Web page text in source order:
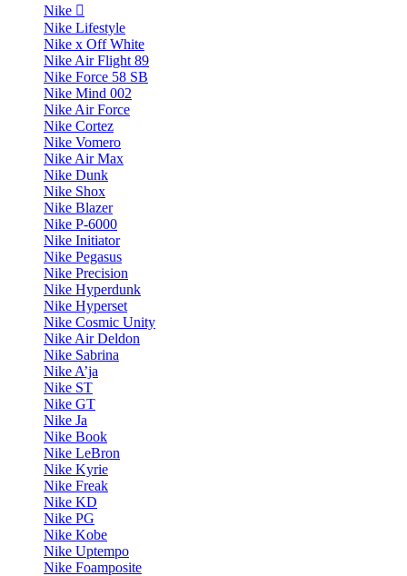
Nike
Nike Lifestyle
Nike x Off White
Nike Air Flight 89
Nike Force 58 SB
Nike Mind 002
Nike Air Force
Nike Cortez
Nike Vomero
Nike Air Max
Nike Dunk
Nike Shox
Nike Blazer
Nike P-6000
Nike Initiator
Nike Pegasus
Nike Precision
Nike Hyperdunk
Nike Hyperset
Nike Cosmic Unity
Nike Air Deldon
Nike Sabrina
Nike A’ja
Nike ST
Nike GT
Nike Ja
Nike Book
Nike LeBron
Nike Kyrie
Nike Freak
Nike KD
Nike PG
Nike Kobe
Nike Uptempo
Nike Foamposite